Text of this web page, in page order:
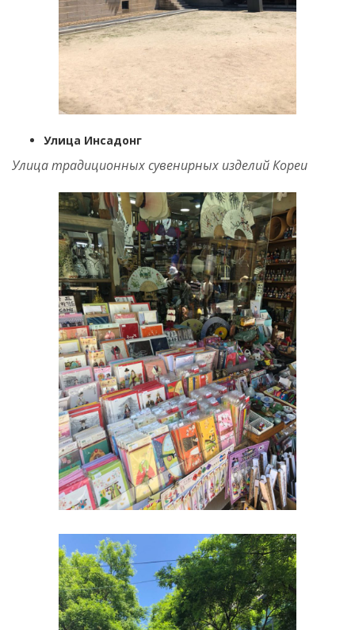
Улица Инсадонг
Улица традиционных сувенирных изделий Кореи